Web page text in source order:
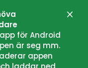
för Android
är seg mm.
appen